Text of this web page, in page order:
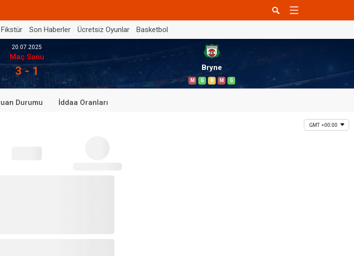
Fikstür Son Haberler Ücretsiz Oyunlar Basketbol
20.07.2025
Maç Sonu
3 - 1 Bryne
M G B M G
Durumu İddaa Oranları
GMT +00:00